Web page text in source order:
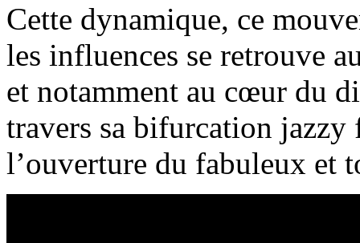
Cette dynamique, ce
les influences se retrouve
et notamment au cœur du
travers sa bifurcation
l’ouverture du fabuleux et